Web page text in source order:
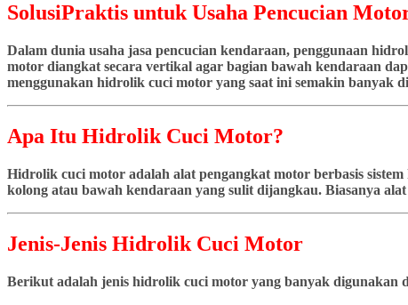
SolusiPraktis untuk Usaha Pencucian
Dalam dunia usaha jasa pencucian kendaraan, penggunaan
motor diangkat secara vertikal agar bagian bawah kendaraan
menggunakan hidrolik cuci motor yang saat ini semakin banyak
Apa Itu Hidrolik Cuci Motor?
Hidrolik cuci motor adalah alat pengangkat motor berbasis
kolong atau bawah kendaraan yang sulit dijangkau. Biasanya
Jenis-Jenis Hidrolik Cuci Motor
Berikut adalah jenis hidrolik cuci motor yang banyak digunakan